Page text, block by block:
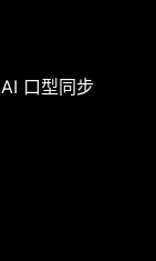
AI 口型同步